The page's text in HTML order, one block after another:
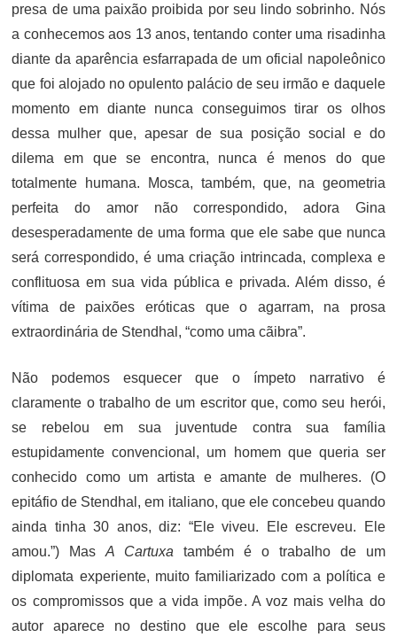
presa de uma paixão proibida por seu lindo sobrinho. Nós
a conhecemos aos 13 anos, tentando conter uma risadinha
diante da aparência esfarrapada de um oficial napoleônico
que foi alojado no opulento palácio de seu irmão e daquele
momento em diante nunca conseguimos tirar os olhos
dessa mulher que, apesar de sua posição social e do
dilema em que se encontra, nunca é menos do que
totalmente humana. Mosca, também, que, na geometria
perfeita do amor não correspondido, adora Gina
desesperadamente de uma forma que ele sabe que nunca
será correspondido, é uma criação intrincada, complexa e
conflituosa em sua vida pública e privada. Além disso, é
vítima de paixões eróticas que o agarram, na prosa
extraordinária de Stendhal, “como uma cãibra”.
Não podemos esquecer que o ímpeto narrativo é
claramente o trabalho de um escritor que, como seu herói,
se rebelou em sua juventude contra sua família
estupidamente convencional, um homem que queria ser
conhecido como um artista e amante de mulheres. (O
epitáfio de Stendhal, em italiano, que ele concebeu quando
ainda tinha 30 anos, diz: “Ele viveu. Ele escreveu. Ele
amou.”) MasA Cartuxa também é o trabalho de um
diplomata experiente, muito familiarizado com a política e
os compromissos que a vida impõe. A voz mais velha do
autor aparece no destino que ele escolhe para seus